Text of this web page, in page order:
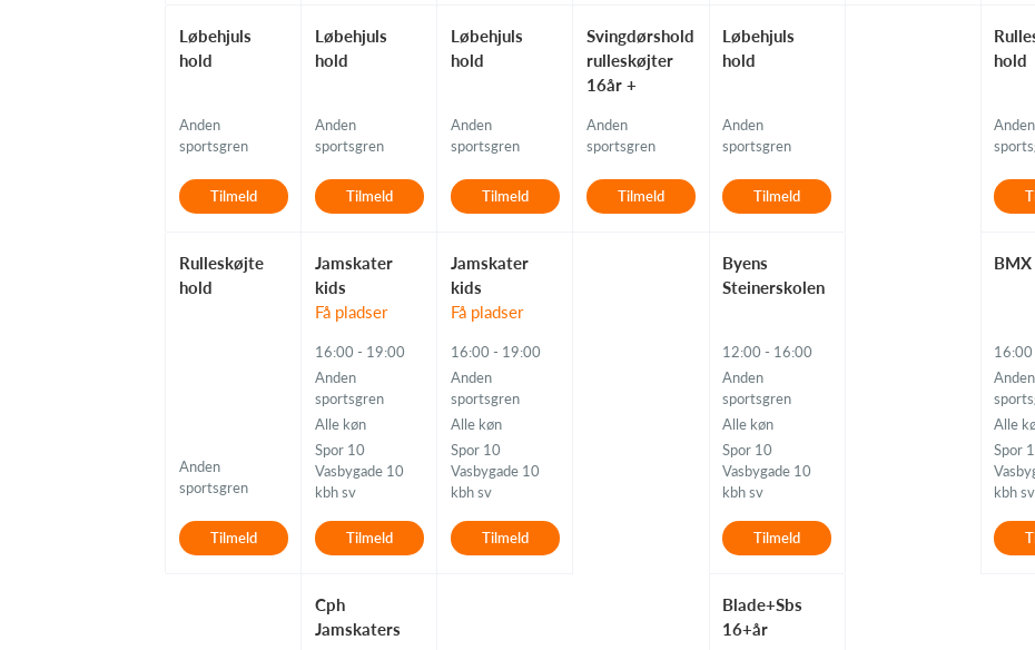
Løbehjuls
hold
Anden
sportsgren
Tilmeld
Rulleskøjte
hold
Anden
sportsgren
Tilmeld
Løbehjuls
hold
Anden
sportsgren
Tilmeld
Jamskater
kids
Få pladser
16:00 - 19:00
Anden
sportsgren
Alle køn
Spor 10
Vasbygade 10
kbh sv
Tilmeld
Cph
Jamskaters
Løbehjuls
hold
Anden
sportsgren
Tilmeld
Jamskater
kids
Få pladser
16:00 - 19:00
Anden
sportsgren
Alle køn
Spor 10
Vasbygade 10
kbh sv
Tilmeld
Svingdørshold
rulleskøjter
16år +
Anden
sportsgren
Tilmeld
Løbehjuls
hold
Anden
sportsgren
Tilmeld
Byens
Steinerskolen
12:00 - 16:00
Anden
sportsgren
Alle køn
Spor 10
Vasbygade 10
kbh sv
Tilmeld
Blade+Sbs
16+år
hold
Anden
BMX
Anden
Alle
Spor
kbh sv